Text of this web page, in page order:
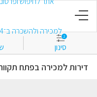
פרסום מודעה
2
סינון
דירות למכירה בפתח תקווה 1